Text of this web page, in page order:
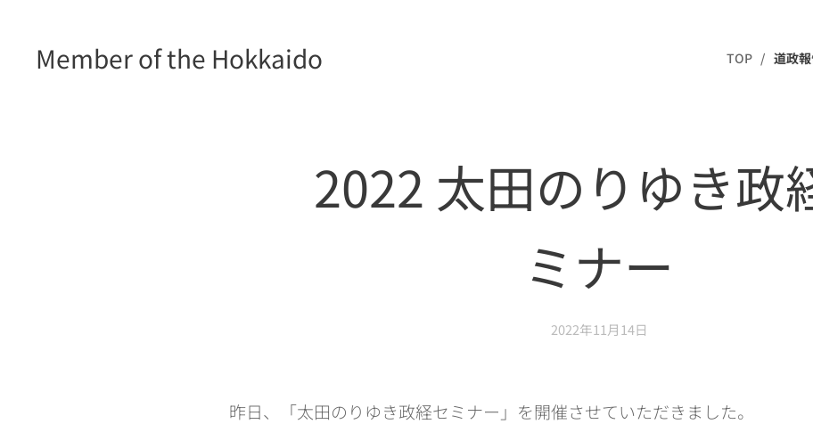
Member of the Hokkaido
TOP 道政
2022 太田のりゆき政
ミナー
2022年11月14日
昨日、「太田のりゆき政経セミナー」を開催させていただきました。